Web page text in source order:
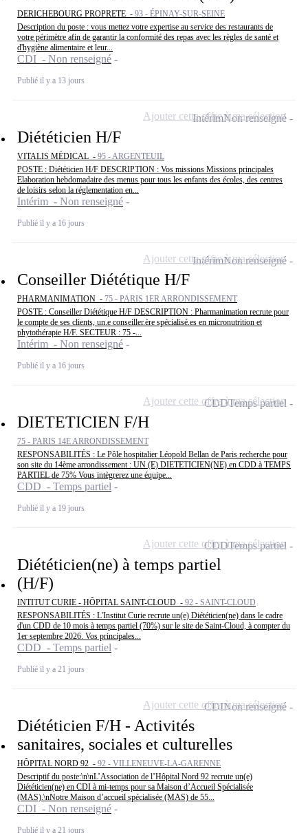
DERICHEBOURG PROPRETE - 93 - ÉPINAY-SUR-SEINE
Description du poste : vous mettez votre expertise au service des restaurants de
votre périmètre afin de garantir la conformité des repas avec les règles de santé et
d'hygiène alimentaire et leur...
CDI - Non renseigné
Publié il y a 13 jours
Diététicien H/F
VITALIS MÉDICAL - 95 - ARGENTEUIL
POSTE : Diététicien H/F DESCRIPTION : Vos missions Missions principales
Elaboration hebdomadaire des menus pour tous les enfants des écoles, des centres
de loisirs selon la réglementation en...
Intérim - Non renseigné
Publié il y a 16 jours
IntérimNon renseigné
Ajouter cette offre à ma sélection
Conseiller Diététique H/F
PHARMANIMATION - 75 - PARIS 1ER ARRONDISSEMENT
POSTE : Conseiller Diététique H/F DESCRIPTION : Pharmanimation recrute pour
le compte de ses clients, un.e conseiller.ère spécialisé.es en micronutrition et
phytothérapie H/F. SECTEUR : 75 -...
Intérim - Non renseigné
Publié il y a 16 jours
IntérimNon renseigné
Ajouter cette offre à ma sélection
DIETETICIEN F/H
75 - PARIS 14E ARRONDISSEMENT
RESPONSABILITÉS : Le Pôle hospitalier Léopold Bellan de Paris recherche pour
son site du 14ème arrondissement : UN (E) DIETETICIEN(NE) en CDD à TEMPS
PARTIEL de 75% Vous intègrerez une équipe...
CDD - Temps partiel
Publié il y a 19 jours
CDDTemps partiel
Ajouter cette offre à ma sélection
Diététicien(ne) à temps partiel
(H/F)
INTITUT CURIE - HÔPITAL SAINT-CLOUD - 92 - SAINT-CLOUD
RESPONSABILITÉS : L'Institut Curie recrute un(e) Diététicien(ne) dans le cadre
d'un CDD de 10 mois à temps partiel (70%) sur le site de Saint-Cloud, à compter du
1er septembre 2026. Vos principales...
CDD - Temps partiel
Publié il y a 21 jours
CDDTemps partiel
Ajouter cette offre à ma sélection
Diététicien F/H - Activités
sanitaires, sociales et culturelles
HÔPITAL NORD 92 - 92 - VILLENEUVE-LA-GARENNE
Descriptif du poste:\n\nL’Association de l’Hôpital Nord 92 recrute un(e)
Diététicien(ne) en CDI à mi-temps pour sa Maison d’Accueil Spécialisée
(MAS).\nNotre Maison d’accueil spécialisée (MAS) de 55...
CDI - Non renseigné
Publié il y a 21 jours
CDINon renseigné
Ajouter cette offre à ma sélection